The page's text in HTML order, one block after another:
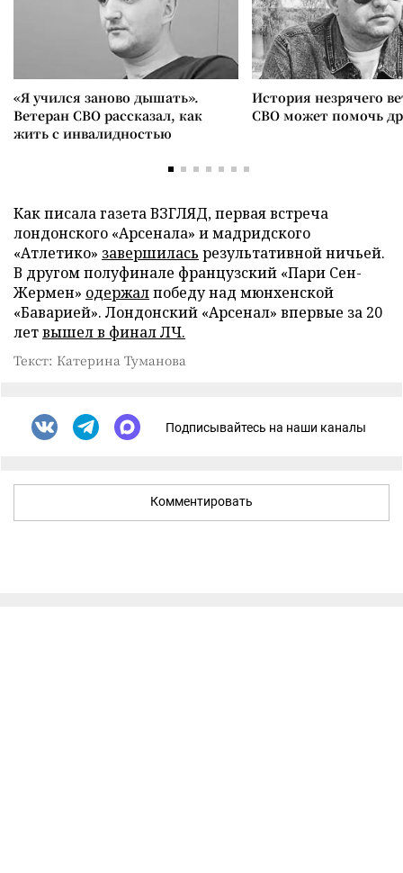
«Я учился заново дышать».
Ветеран СВО рассказал, как
жить с инвалидностью
История незрячего
СВО может помочь
Как писала газета ВЗГЛЯД, первая встреча
лондонского «Арсенала» и мадридского
«Атлетико» завершилась результативной ничьей.
В другом полуфинале французский «Пари Сен-
Жермен» одержалпобеду над мюнхенской
«Баварией». Лондонский «Арсенал» впервые за 20
летвышел в финал ЛЧ.
Текст: Катерина Туманова
Подписывайтесь на наши каналы
Комментировать